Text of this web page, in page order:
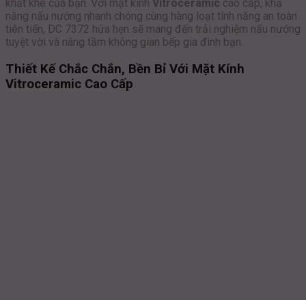
khắt khe của bạn. Với mặt kính Vitroceramic cao cấp, khả
năng nấu nướng nhanh chóng cùng hàng loạt tính năng an toàn
tiên tiến, DC 7372 hứa hẹn sẽ mang đến trải nghiệm nấu nướng
tuyệt vời và nâng tầm không gian bếp gia đình bạn.
Thiết Kế Chắc Chắn, Bền Bỉ Với Mặt Kính
Vitroceramic Cao Cấp